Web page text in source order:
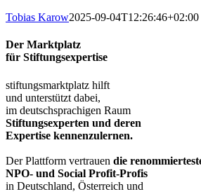
Tobias Karow2025-09-04T12:26:46+02:00
Der Marktplatz
für Stiftungsexpertise
stiftungsmarktplatz hilft
und unterstützt dabei,
im deutschsprachigen Raum
Stiftungsexperten und deren
Expertise kennenzulernen.
Der Plattform vertrauen die
NPO- und Social Profit-Profis
in Deutschland, Österreich und